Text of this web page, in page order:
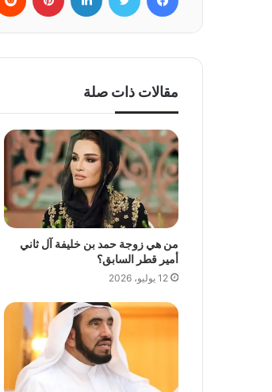
مقالات ذات صلة
من هي زوجة حمد بن خليفة آل ثاني
أمير قطر السابق؟
12 يوليو، 2026